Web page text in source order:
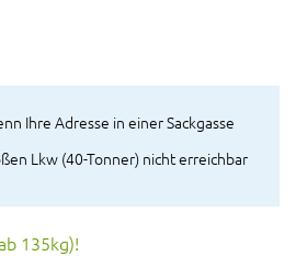
Ihre Adresse in einer Sackgasse
Lkw (40-Tonner) nicht erreichbar
135kg)!